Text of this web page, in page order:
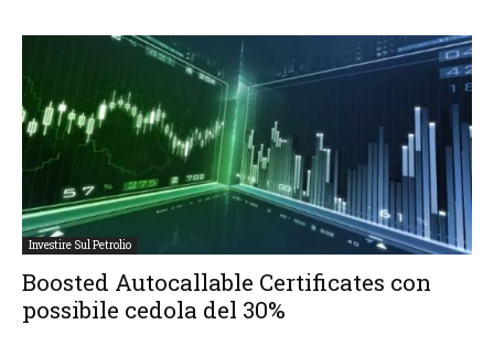
Investire Sul Petrolio
Boosted Autocallable Certificates con
possibile cedola del 30%